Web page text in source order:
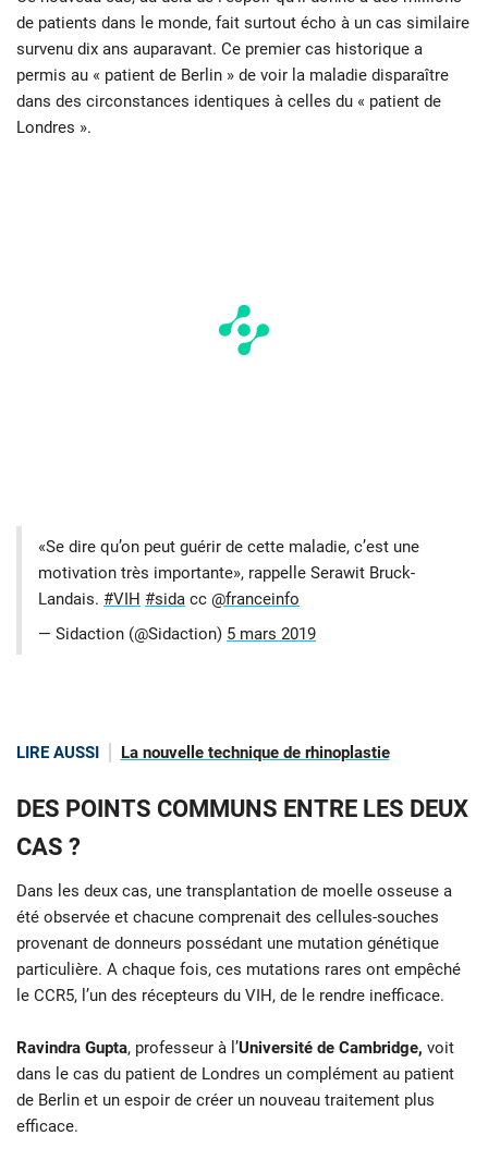
de patients dans le monde, fait surtout écho à un cas similaire
survenu dix ans auparavant. Ce premier cas historique a
permis au « patient de Berlin » de voir la maladie disparaître
dans des circonstances identiques à celles du « patient de
Londres ».
«Se dire qu’on peut guérir de cette maladie, c’est une
motivation très importante», rappelle Serawit Bruck-
Landais. #VIH #sida cc @franceinfo
— Sidaction (@Sidaction) 5 mars 2019
LIRE AUSSI La nouvelle technique de rhinoplastie
DES POINTS COMMUNS ENTRE LES DEUX
CAS ?
Dans les deux cas, une transplantation de moelle osseuse a
été observée et chacune comprenait des cellules-souches
provenant de donneurs possédant une mutation génétique
particulière. A chaque fois, ces mutations rares ont empêché
le CCR5, l’un des récepteurs du VIH, de le rendre inefficace.
Ravindra Gupta, professeur à l’Université de Cambridge, voit
dans le cas du patient de Londres un complément au patient
de Berlin et un espoir de créer un nouveau traitement plus
efficace.